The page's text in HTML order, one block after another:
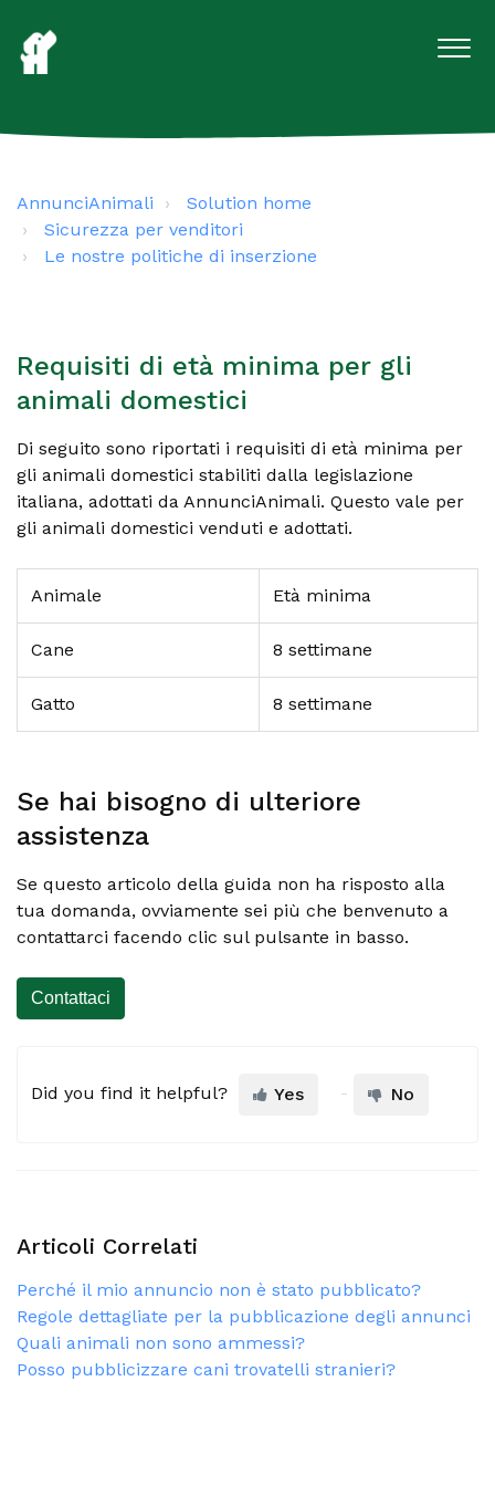
AnnunciAnimali
Solution home
Sicurezza per venditori
Le nostre politiche di inserzione
Requisiti di età minima per gli
animali domestici
Di seguito sono riportati i requisiti di età minima per
gli animali domestici stabiliti dalla legislazione
italiana, adottati da AnnunciAnimali. Questo vale per
gli animali domestici venduti e adottati.
Animale Età minima
Cane 8 settimane
Gatto 8 settimane
Se hai bisogno di ulteriore
assistenza
Se questo articolo della guida non ha risposto alla
tua domanda, ovviamente sei più che benvenuto a
contattarci facendo clic sul pulsante in basso.
Contattaci
Did you find it helpful? Yes No
Articoli Correlati
Perché il mio annuncio non è stato pubblicato?
Regole dettagliate per la pubblicazione degli annunci
Quali animali non sono ammessi?
Posso pubblicizzare cani trovatelli stranieri?